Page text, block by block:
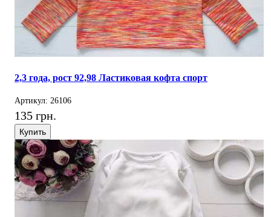
2,3 года, рост 92,98 Ластиковая кофта спорт
Артикул: 26106
135 грн.
Купить